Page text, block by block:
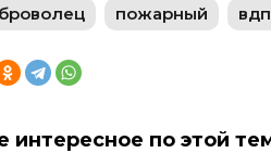
пожарный
интересное по этой